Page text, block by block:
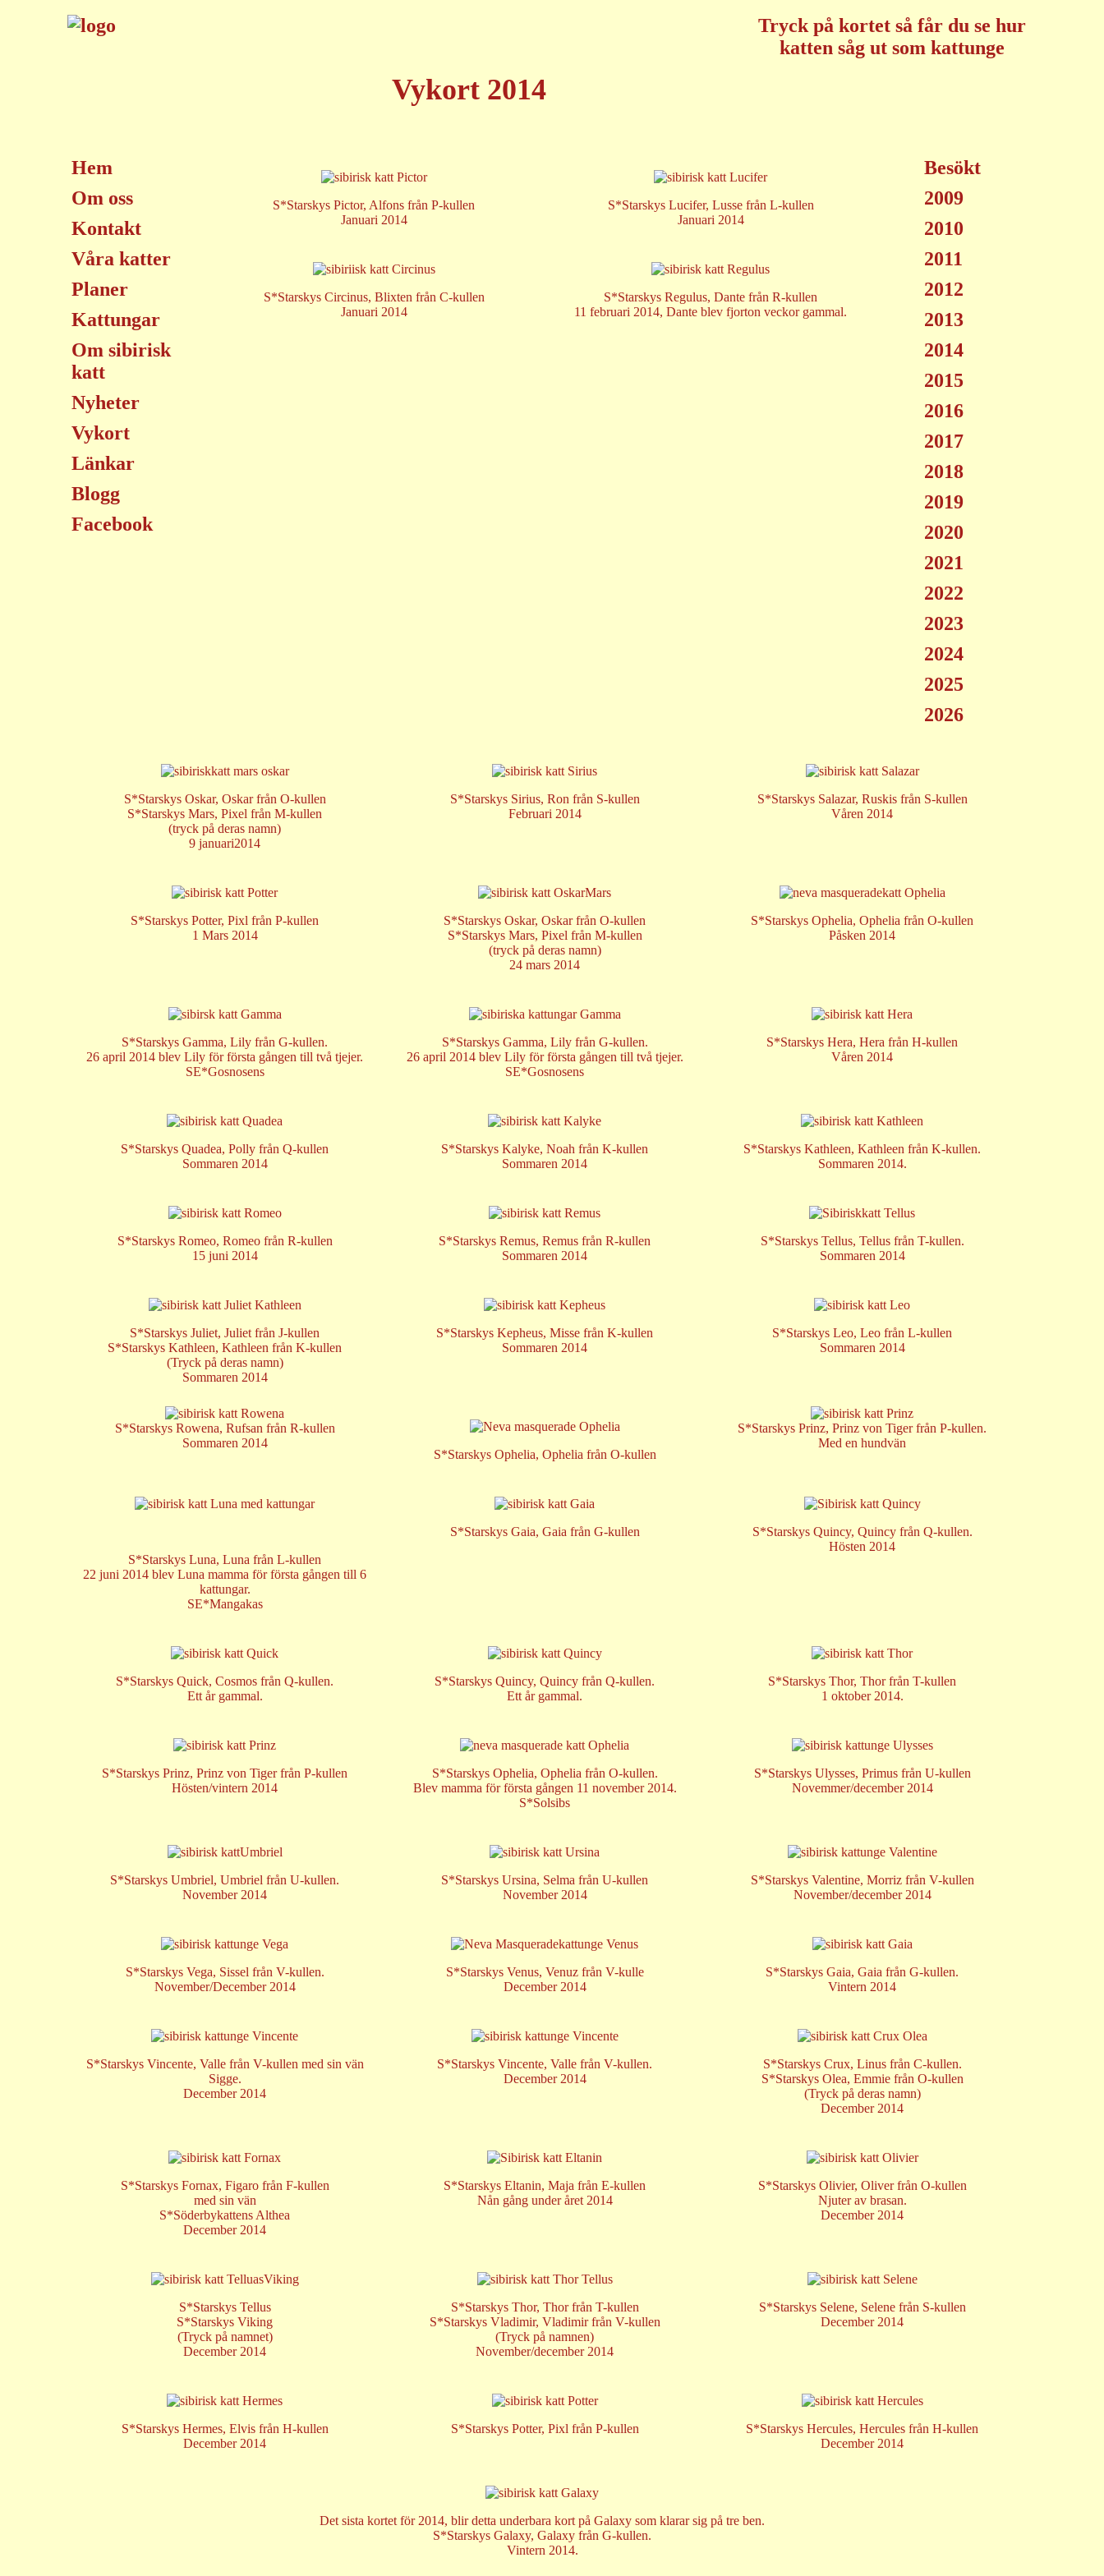
Vykort 2014
Tryck på kortet så får du se hur
katten såg ut som kattunge
Hem
Om oss
Kontakt
Våra katter
Planer
Kattungar
Om sibirisk
katt
Nyheter
Vykort
Länkar
Blogg
Facebook
S*Starskys Pictor, Alfons från P-kullen
Januari 2014
S*Starskys Lucifer, Lusse från L-kullen
Januari 2014
S*Starskys Circinus, Blixten från C-kullen
Januari 2014
S*Starskys Regulus, Dante från R-kullen
11 februari 2014, Dante blev fjorton veckor gammal.
Besökt
2009
2010
2011
2012
2013
2014
2015
2016
2017
2018
2019
2020
2021
2022
2023
2024
2025
2026
S*Starskys Oskar, Oskar från O-kullen
S*Starskys Mars, Pixel från M-kullen
(tryck på deras namn)
9 januari2014
S*Starskys Sirius, Ron från S-kullen
Februari 2014
S*Starskys Salazar, Ruskis från S-kullen
Våren 2014
S*Starskys Potter, Pixl från P-kullen
1 Mars 2014
S*Starskys Oskar, Oskar från O-kullen
S*Starskys Mars, Pixel från M-kullen
(tryck på deras namn)
24 mars 2014
S*Starskys Ophelia, Ophelia från O-kullen
Påsken 2014
S*Starskys Gamma, Lily från G-kullen.
26 april 2014 blev Lily för första gången till två tjejer.
SE*Gosnosens
S*Starskys Gamma, Lily från G-kullen.
26 april 2014 blev Lily för första gången till två tjejer.
SE*Gosnosens
S*Starskys Hera, Hera från H-kullen
Våren 2014
S*Starskys Quadea, Polly från Q-kullen
Sommaren 2014
S*Starskys Kalyke, Noah från K-kullen
Sommaren 2014
S*Starskys Kathleen, Kathleen från K-kullen.
Sommaren 2014.
S*Starskys Romeo, Romeo från R-kullen
15 juni 2014
S*Starskys Remus, Remus från R-kullen
Sommaren 2014
S*Starskys Tellus, Tellus från T-kullen.
Sommaren 2014
S*Starskys Juliet, Juliet från J-kullen
S*Starskys Kathleen, Kathleen från K-kullen
(Tryck på deras namn)
Sommaren 2014
S*Starskys Kepheus, Misse från K-kullen
Sommaren 2014
S*Starskys Leo, Leo från L-kullen
Sommaren 2014
S*Starskys Rowena, Rufsan från R-kullen
Sommaren 2014
S*Starskys Ophelia, Ophelia från O-kullen
S*Starskys Prinz, Prinz von Tiger från P-kullen.
Med en hundvän
S*Starskys Luna, Luna från L-kullen
22 juni 2014 blev Luna mamma för första gången till 6
kattungar.
SE*Mangakas
S*Starskys Gaia, Gaia från G-kullen
S*Starskys Quincy, Quincy från Q-kullen.
Hösten 2014
S*Starskys Quick, Cosmos från Q-kullen.
Ett år gammal.
S*Starskys Quincy, Quincy från Q-kullen.
Ett år gammal.
S*Starskys Thor, Thor från T-kullen
1 oktober 2014.
S*Starskys Prinz, Prinz von Tiger från P-kullen
Hösten/vintern 2014
S*Starskys Ophelia, Ophelia från O-kullen.
Blev mamma för första gången 11 november 2014.
S*Solsibs
S*Starskys Ulysses, Primus från U-kullen
Novemmer/december 2014
S*Starskys Umbriel, Umbriel från U-kullen.
November 2014
S*Starskys Ursina, Selma från U-kullen
November 2014
S*Starskys Valentine, Morriz från V-kullen
November/december 2014
S*Starskys Vega, Sissel från V-kullen.
November/December 2014
S*Starskys Venus, Venuz från V-kulle
December 2014
S*Starskys Gaia, Gaia från G-kullen.
Vintern 2014
S*Starskys Vincente, Valle från V-kullen med sin vän
Sigge.
December 2014
S*Starskys Vincente, Valle från V-kullen.
December 2014
S*Starskys Crux, Linus från C-kullen.
S*Starskys Olea, Emmie från O-kullen
(Tryck på deras namn)
December 2014
S*Starskys Fornax, Figaro från F-kullen
med sin vän
S*Söderbykattens Althea
December 2014
S*Starskys Eltanin, Maja från E-kullen
Nån gång under året 2014
S*Starskys Olivier, Oliver från O-kullen
Njuter av brasan.
December 2014
S*Starskys Tellus
S*Starskys Viking
(Tryck på namnet)
December 2014
S*Starskys Thor, Thor från T-kullen
S*Starskys Vladimir, Vladimir från V-kullen
(Tryck på namnen)
November/december 2014
S*Starskys Selene, Selene från S-kullen
December 2014
S*Starskys Hermes, Elvis från H-kullen
December 2014
S*Starskys Potter, Pixl från P-kullen
S*Starskys Hercules, Hercules från H-kullen
December 2014
Det sista kortet för 2014, blir detta underbara kort på Galaxy som klarar sig på tre ben.
S*Starskys Galaxy, Galaxy från G-kullen.
Vintern 2014.